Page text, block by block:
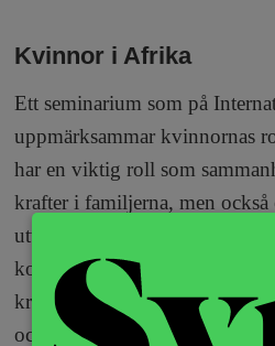
Kvinnor i Afrika
Ett seminarium som på
uppmärksammar kvinnornas
har en viktig roll som
krafter i familjerna, men
utveckling av samhällena och
kontinenten. Delar av Afrika
kriser, fattigdom och nöd.
och många gånger utsatta för